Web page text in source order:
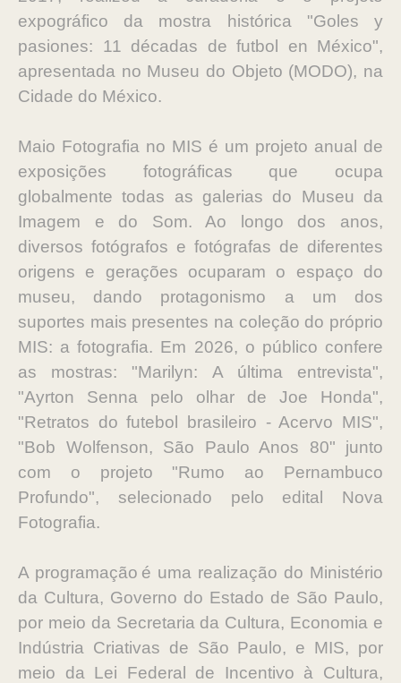
expográfico da mostra histórica "Goles y
pasiones: 11 décadas de futbol en México",
apresentada no Museu do Objeto (MODO), na
Cidade do México.
Maio Fotografia no MIS é um projeto anual de
exposições fotográficas que ocupa
globalmente todas as galerias do Museu da
Imagem e do Som. Ao longo dos anos,
diversos fotógrafos e fotógrafas de diferentes
origens e gerações ocuparam o espaço do
museu, dando protagonismo a um dos
suportes mais presentes na coleção do próprio
MIS: a fotografia. Em 2026, o público confere
as mostras: "Marilyn: A última entrevista",
"Ayrton Senna pelo olhar de Joe Honda",
"Retratos do futebol brasileiro - Acervo MIS",
"Bob Wolfenson, São Paulo Anos 80" junto
com o projeto "Rumo ao Pernambuco
Profundo", selecionado pelo edital Nova
Fotografia.
A programação é uma realização do Ministério
da Cultura, Governo do Estado de São Paulo,
por meio da Secretaria da Cultura, Economia e
Indústria Criativas de São Paulo, e MIS, por
meio da Lei Federal de Incentivo à Cultura,